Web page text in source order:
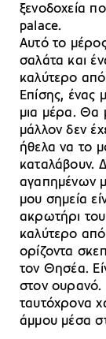
ξενοδοχεία
palace.
Αυτό το
σαλάτα και
καλύτερο
Επίσης, ένας
μια μέρα. Θα
μάλλον δεν
ήθελα να το
καταλάβουν.
αγαπημένων
μου σημεία
ακρωτήρι του
καλύτερο από
ορίζοντα
τον Θησέα.
στον ουρανό.
ταυτόχρονα
άμμου μέσα